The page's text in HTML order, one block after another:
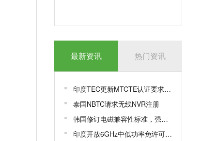
最新资讯 热门资讯
印度TEC更新MTCTE认证要求，豁免特定LAN交换机测试参数
泰国NBTC请求无线NVR注册
韩国修订电磁兼容性标准，强化关键设施抗干扰能力
印度开放6GHz中低功率免许可频段，加速无线网络创新与应用